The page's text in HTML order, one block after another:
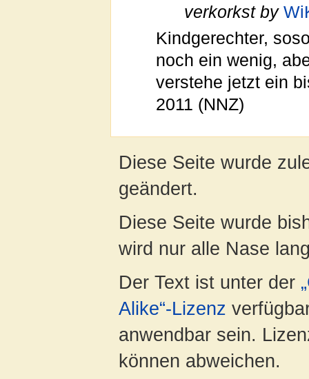
verkorkst by
Kindgerechter,
noch ein wenig,
verstehe jetzt ein
2011 (NNZ)
Diese Seite wurde
geändert.
Diese Seite wurde
wird nur alle Nase
Der Text ist unter der
Alike“-Lizenz
anwendbar sein.
können abweichen.